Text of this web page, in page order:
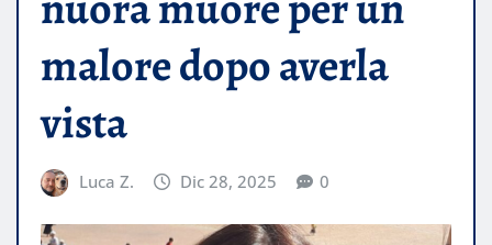
malore dopo averla
vista
Luca Z. Dic 28, 2025 0